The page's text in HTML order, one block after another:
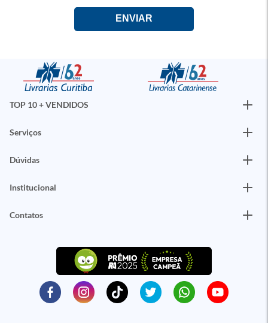
TOP 10 + VENDIDOS
Serviços
Dúvidas
Institucional
Contatos